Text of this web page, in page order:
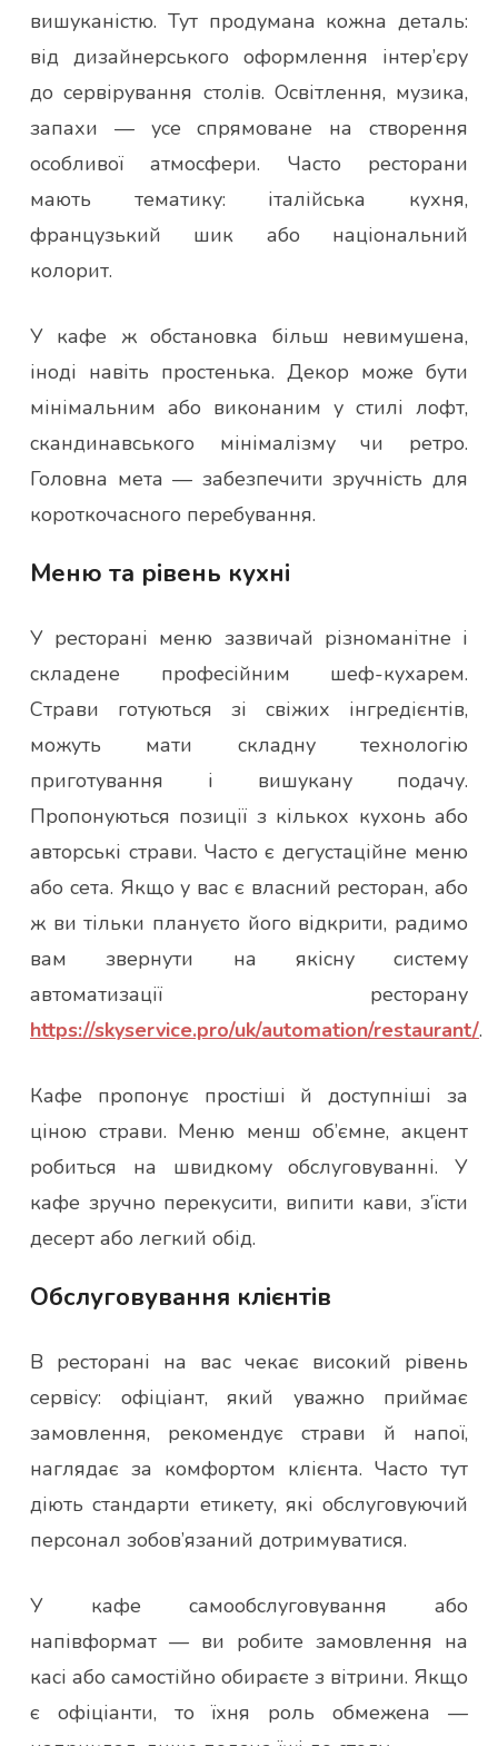
вишуканістю. Тут продумана кожна деталь:
від дизайнерського оформлення інтер’єру
до сервірування столів. Освітлення, музика,
запахи — усе спрямоване на створення
особливої атмосфери. Часто ресторани
мають тематику: італійська кухня,
французький шик або національний
колорит.
У кафе ж обстановка більш невимушена,
іноді навіть простенька. Декор може бути
мінімальним або виконаним у стилі лофт,
скандинавського мінімалізму чи ретро.
Головна мета — забезпечити зручність для
короткочасного перебування.
Меню та рівень кухні
У ресторані меню зазвичай різноманітне і
складене професійним шеф-кухарем.
Страви готуються зі свіжих інгредієнтів,
можуть мати складну технологію
приготування і вишукану подачу.
Пропонуються позиції з кількох кухонь або
авторські страви. Часто є дегустаційне меню
або сета. Якщо у вас є власний ресторан, або
ж ви тільки плануєто його відкрити, радимо
вам звернути на якісну систему
автоматизації ресторану
https://skyservice.pro/uk/automation/restaurant/.
Кафе пропонує простіші й доступніші за
ціною страви. Меню менш об’ємне, акцент
робиться на швидкому обслуговуванні. У
кафе зручно перекусити, випити кави, з’їсти
десерт або легкий обід.
Обслуговування клієнтів
В ресторані на вас чекає високий рівень
сервісу: офіціант, який уважно приймає
замовлення, рекомендує страви й напої,
наглядає за комфортом клієнта. Часто тут
діють стандарти етикету, які обслуговуючий
персонал зобов’язаний дотримуватися.
У кафе самообслуговування або
напівформат — ви робите замовлення на
касі або самостійно обираєте з вітрини. Якщо
є офіціанти, то їхня роль обмежена —